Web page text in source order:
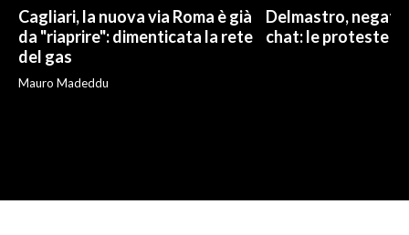
Cagliari, la nuova via Roma è già
da "riaprire": dimenticata la rete
del gas
Mauro Madeddu
Delmastro,
chat: le proteste di